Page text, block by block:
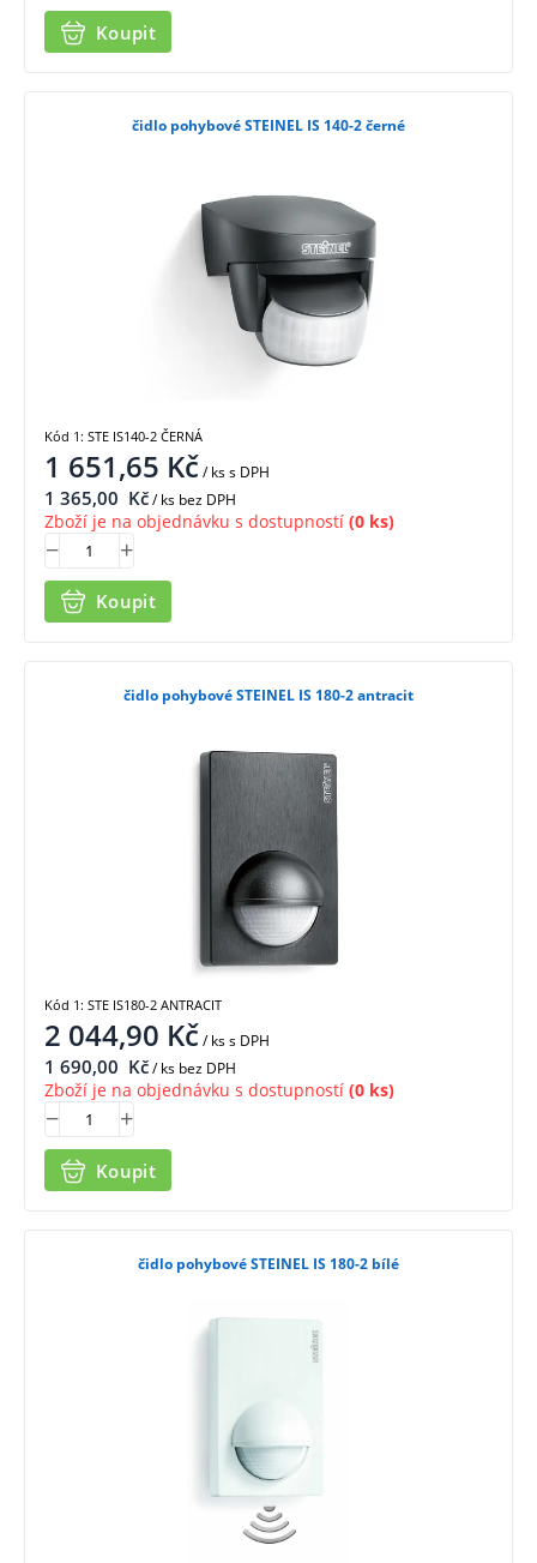
Koupit
čidlo pohybové STEINEL IS 140-2 černé
1 651,65 Kč/ kss DPH
1 365,00 Kč/ ks bez DPH
Zboží je na objednávku s dostupností (0 ks)
Koupit
Kód 1: STE IS140-2 ČERNÁ
čidlo pohybové STEINEL IS 180-2 antracit
2 044,90 Kč/ kss DPH
1 690,00 Kč/ ks bez DPH
Zboží je na objednávku s dostupností (0 ks)
Koupit
Kód 1: STE IS180-2 ANTRACIT
čidlo pohybové STEINEL IS 180-2 bílé